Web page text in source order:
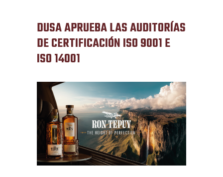
DUSA APRUEBA LAS AUDITORÍAS
DE CERTIFICACIÓN ISO 9001 E
ISO 14001